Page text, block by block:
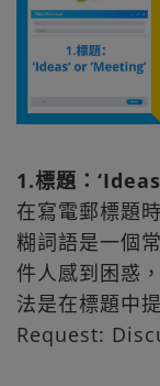
1.標題：
在寫電郵標題
糊詞語是一個
件人感到困惑
法是在標題中
Request: